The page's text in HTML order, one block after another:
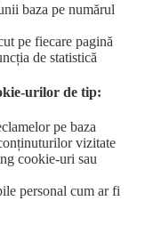
baza pe numărul
pe fiecare pagină
de statistică
urilor de tip:
pe baza
vizitate
cookie-uri sau
personal cum ar fi